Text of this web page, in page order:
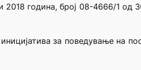
година, број 08-4666/1 од
за поведување на